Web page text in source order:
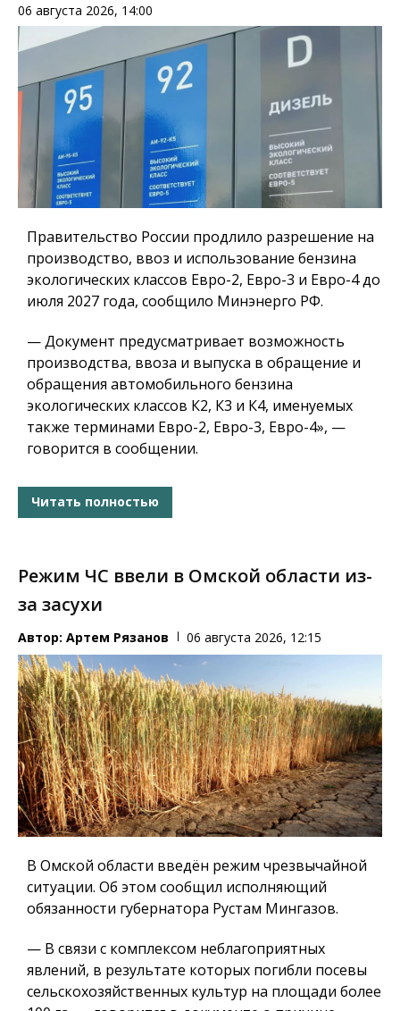
06 августа 2026, 14:00
Правительство России продлило разрешение на
производство, ввоз и использование бензина
экологических классов Евро-2, Евро-3 и Евро-4 до
июля 2027 года, сообщило Минэнерго РФ.
— Документ предусматривает возможность
производства, ввоза и выпуска в обращение и
обращения автомобильного бензина
экологических классов К2, К3 и К4, именуемых
также терминами Евро-2, Евро-3, Евро-4», —
говорится в сообщении.
Читать полностью
Режим ЧС ввели в Омской области из-
за засухи
Автор: Артем Рязанов 06 августа 2026, 12:15
В Омской области введён режим чрезвычайной
ситуации. Об этом сообщил исполняющий
обязанности губернатора Рустам Мингазов.
— В связи с комплексом неблагоприятных
явлений, в результате которых погибли посевы
сельскохозяйственных культур на площади более